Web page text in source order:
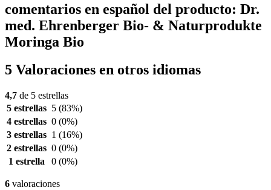
comentarios en español del producto: Dr.
med. Ehrenberger Bio- & Naturprodukte
Moringa Bio
5 Valoraciones en otros idiomas
4,7 de 5 estrellas
5 estrellas 5 (83%)
4 estrellas 0 (0%)
3 estrellas 1 (16%)
2 estrellas 0 (0%)
1 estrella
0 (0%)
6 valoraciones